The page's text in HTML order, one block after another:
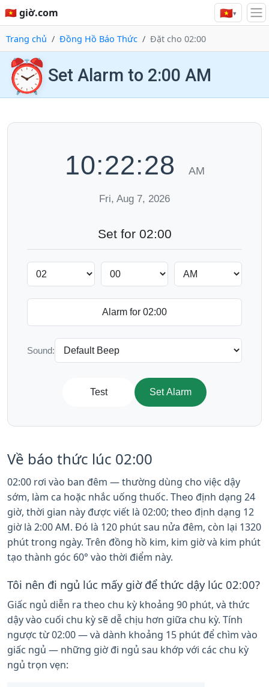
🇻🇳 giờ.com 🇻🇳▾
Trang chủ Đồng Hồ Báo Thức Đặt cho 02:00
⏰ Set Alarm to 2:00 AM
10:22:29 AM
Fri, Aug 7, 2026
Set for 02:00
Sound:
Test Set Alarm
Về báo thức lúc 02:00
02:00 rơi vào ban đêm — thường dùng cho việc dậy
sớm, làm ca hoặc nhắc uống thuốc. Theo định dạng 24
giờ, thời gian này được viết là 02:00; theo định dạng 12
giờ là 2:00 AM. Đó là 120 phút sau nửa đêm, còn lại 1320
phút trong ngày. Trên đồng hồ kim, kim giờ và kim phút
tạo thành góc 60° vào thời điểm này.
Tôi nên đi ngủ lúc mấy giờ để thức dậy lúc 02:00?
Giấc ngủ diễn ra theo chu kỳ khoảng 90 phút, và thức
dậy vào cuối chu kỳ sẽ dễ chịu hơn giữa chu kỳ. Tính
ngược từ 02:00 — và dành khoảng 15 phút để chìm vào
giấc ngủ — những giờ đi ngủ sau khớp với các chu kỳ
ngủ trọn vẹn: